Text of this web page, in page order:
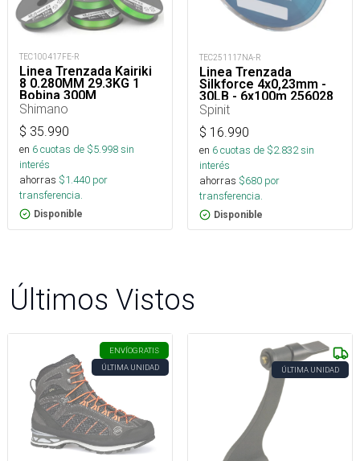
TEC100417FE-R
Linea Trenzada Kairiki
8 0.280MM 29.3KG 1
Bobina 300M
Shimano
$ 35.990
en 6cuotas de $5.998sin
interés
ahorras $1.440 por
transferencia.
Disponible
TEC251117NA-R
Linea Trenzada
Silkforce 4x0,23mm -
30LB - 6x100m 256028
Spinit
$ 16.990
en 6cuotas de $2.832sin
interés
ahorras $680 por
transferencia.
Disponible
Últimos Vistos
ENVÍOGRATIS
ÚLTIMA UNIDAD
ÚLTIMA UNIDAD